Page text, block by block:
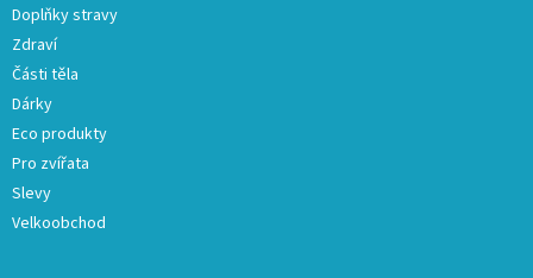
Doplňky stravy
Zdraví
Části těla
Dárky
Eco produkty
Pro zvířata
Slevy
Velkoobchod